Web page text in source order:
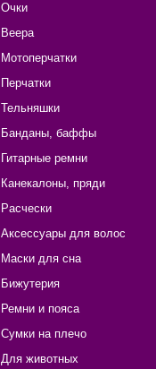
Очки
Веера
Мотоперчатки
Перчатки
Тельняшки
Банданы, баффы
Гитарные ремни
Канекалоны, пряди
Расчески
Аксессуары для волос
Маски для сна
Бижутерия
Ремни и пояса
Сумки на плечо
Для животных